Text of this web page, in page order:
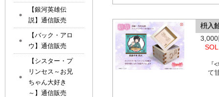
枡入
『
て
【銀河英雄伝
説】通信販売
【バック・アロ
ウ】通信販売
【シスター・プ
リンセス～お兄
ちゃん大好き
～】通信販売